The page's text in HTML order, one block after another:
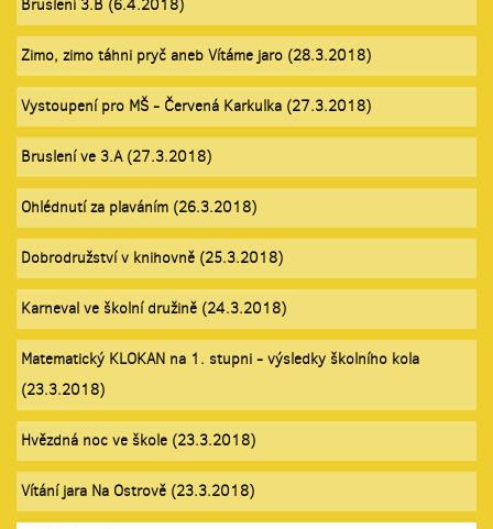
Bruslení 3.B (6.4.2018)
Zimo, zimo táhni pryč aneb Vítáme jaro (28.3.2018)
Vystoupení pro MŠ - Červená Karkulka (27.3.2018)
Bruslení ve 3.A (27.3.2018)
Ohlédnutí za plaváním (26.3.2018)
Dobrodružství v knihovně (25.3.2018)
Karneval ve školní družině (24.3.2018)
Matematický KLOKAN na 1. stupni - výsledky školního kola
(23.3.2018)
Hvězdná noc ve škole (23.3.2018)
Vítání jara Na Ostrově (23.3.2018)